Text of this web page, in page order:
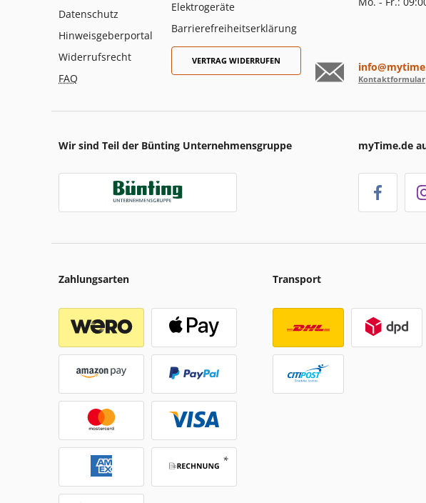
Datenschutz
Hinweisgeberportal
Widerrufsrecht
FAQ
Elektrogeräte
Barrierefreiheitserklärung
VERTRAG WIDERRUFEN
Kontaktformular
Wir sind Teil der Bünting Unternehmensgruppe myTime.de
Zahlungsarten Transport